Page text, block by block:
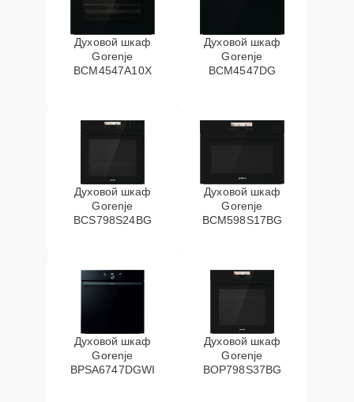
Духовой шкаф
Gorenje
BCM4547A10X
Духовой шкаф
Gorenje
BCM4547DG
Духовой шкаф
Gorenje
BCS798S24BG
Духовой шкаф
Gorenje
BCM598S17BG
Духовой шкаф
Gorenje
BPSA6747DGWI
Духовой шкаф
Gorenje
BOP798S37BG